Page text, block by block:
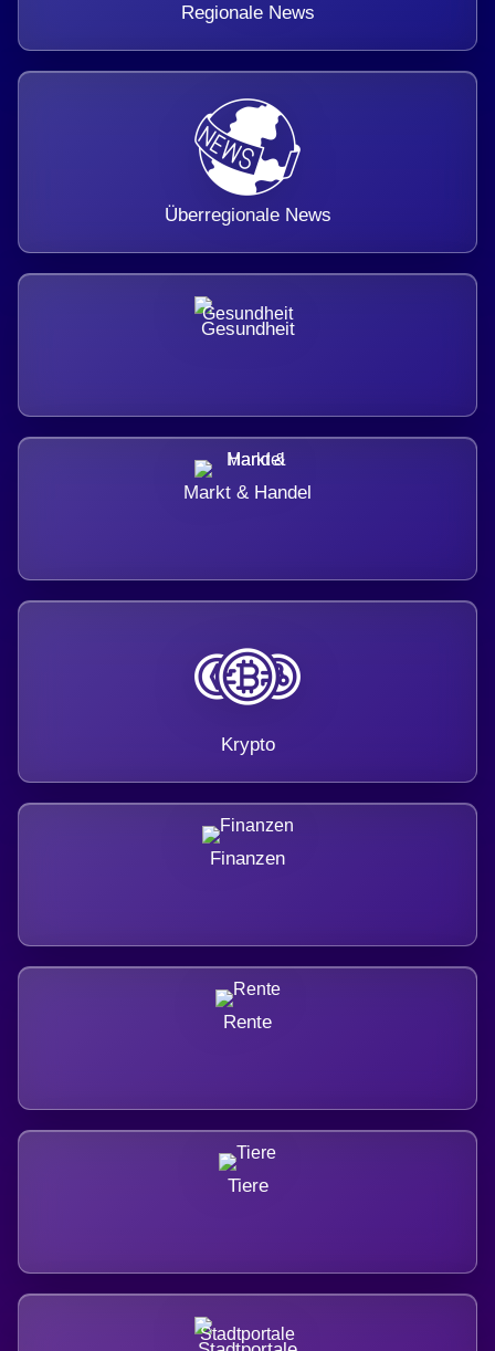
Regionale News
Überregionale News
Gesundheit
Markt & Handel
Krypto
Finanzen
Rente
Tiere